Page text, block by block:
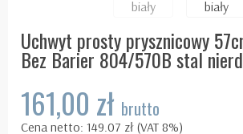
Uchwyt prosty prysznicowy
Bez Barier 804/570B stal
161,00 zł brutto
Cena netto: 149.07 zł (VAT 8%)